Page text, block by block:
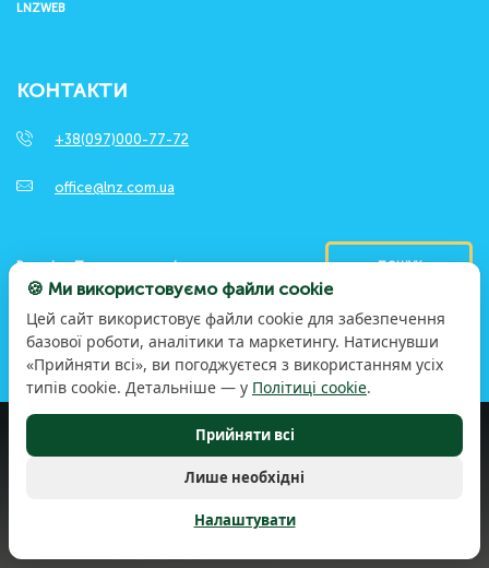
LNZWEB
КОНТАКТИ
+38(097)000-77-72
office@lnz.com.ua
ПОШУК
© 2026 LNZ Group. Досвідом та працею. Заради
Політика конфіденційності
Правила користування сайтом
Налаштування cookie
🍪 Ми використовуємо файли cookie
Цей сайт використовує файли cookie для забезпечення
базової роботи, аналітики та маркетингу. Натиснувши
«Прийняти всі», ви погоджуєтеся з використанням усіх
типів cookie. Детальніше — у Політиці cookie.
Прийняти всі
Лише необхідні
Налаштувати